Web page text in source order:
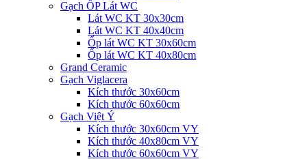
Gạch ỐP Lát WC
Lát WC KT 30x30cm
Lát WC KT 40x40cm
Ốp lát WC KT 30x60cm
Ốp lát WC KT 40x80cm
Grand Ceramic
Gạch Viglacera
Kích thước 30x60cm
Kích thước 60x60cm
Gạch Việt Ý
Kích thước 30x60cm VY
Kích thước 40x80cm VY
Kích thước 60x60cm VY